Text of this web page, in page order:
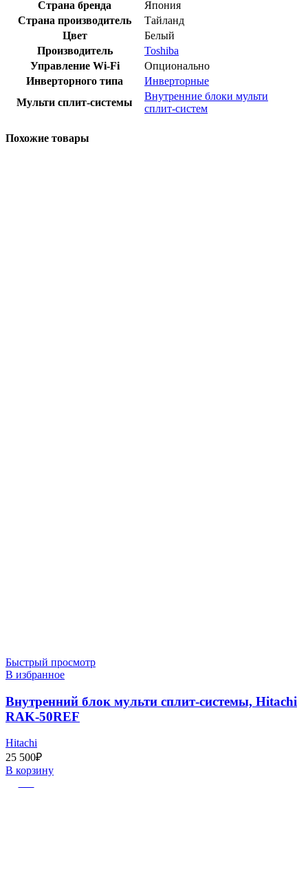
Страна бренда
Япония
Страна производитель
Тайланд
Цвет
Белый
Производитель
Toshiba
Управление Wi-Fi
Опционально
Инверторного типа
Инверторные
Мульти сплит-системы
Внутренние блоки мульти
сплит-систем
Похожие товары
Быстрый просмотр
В избранное
Внутренний блок мульти сплит-системы, Hitachi
RAK-50REF
Hitachi
25 500₽
В корзину